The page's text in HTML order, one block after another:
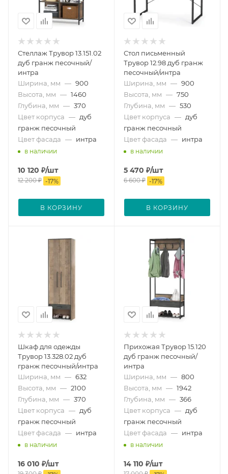
Стеллаж Трувор 13.151.02
дуб гранж песочный/
интра
Ширина, мм — 900
Высота, мм — 1460
Глубина, мм — 370
Цвет корпуса — дуб
гранж песочный
Цвет фасада — интра
в наличии
10 120 ₽/шт
12 200₽ -17%
В КОРЗИНУ
Стол письменный
Трувор 12.98 дуб гранж
песочный/интра
Ширина, мм — 900
Высота, мм — 750
Глубина, мм — 530
Цвет корпуса — дуб
гранж песочный
Цвет фасада — интра
в наличии
5 470 ₽/шт
6 600₽ -17%
В КОРЗИНУ
Шкаф для одежды
Трувор 13.328.02 дуб
гранж песочный/интра
Ширина, мм — 632
Высота, мм — 2100
Глубина, мм — 370
Цвет корпуса — дуб
гранж песочный
Цвет фасада — интра
в наличии
16 010 ₽/шт
Прихожая Трувор 15.120
дуб гранж песочный/
интра
Ширина, мм — 800
Высота, мм — 1942
Глубина, мм — 366
Цвет корпуса — дуб
гранж песочный
Цвет фасада — интра
в наличии
14 110 ₽/шт